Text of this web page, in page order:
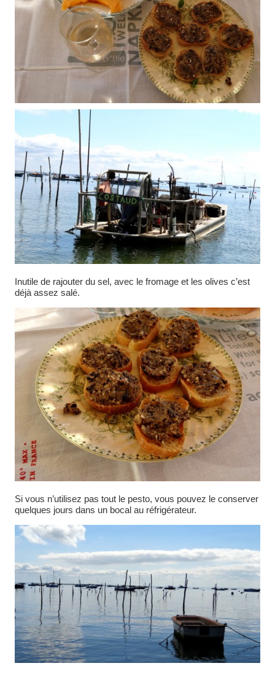
Inutile de rajouter du sel, avec le fromage et les olives c’est
déjà assez salé.
Si vous n’utilisez pas tout le pesto, vous pouvez le conserver
quelques jours dans un bocal au réfrigérateur.